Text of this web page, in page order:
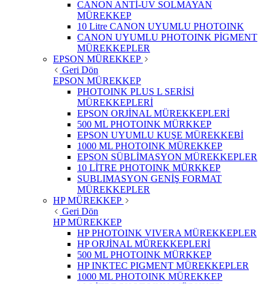
CANON ANTİ-UV SOLMAYAN
MÜREKKEP
10 Litre CANON UYUMLU PHOTOINK
CANON UYUMLU PHOTOINK PİGMENT
MÜREKKEPLER
EPSON MÜREKKEP
Geri Dön
EPSON MÜREKKEP
PHOTOINK PLUS L SERİSİ
MÜREKKEPLERİ
EPSON ORJİNAL MÜREKKEPLERİ
500 ML PHOTOINK MÜRKKEP
EPSON UYUMLU KUŞE MÜREKKEBİ
1000 ML PHOTOINK MÜREKKEP
EPSON SÜBLİMASYON MÜREKKEPLER
10 LİTRE PHOTOINK MÜRKKEP
SUBLIMASYON GENİŞ FORMAT
MÜREKKEPLER
HP MÜREKKEP
Geri Dön
HP MÜREKKEP
HP PHOTOINK VIVERA MÜREKKEPLER
HP ORJİNAL MÜREKKEPLERİ
500 ML PHOTOINK MÜRKKEP
HP INKTEC PIGMENT MÜREKKEPLER
1000 ML PHOTOINK MÜREKKEP